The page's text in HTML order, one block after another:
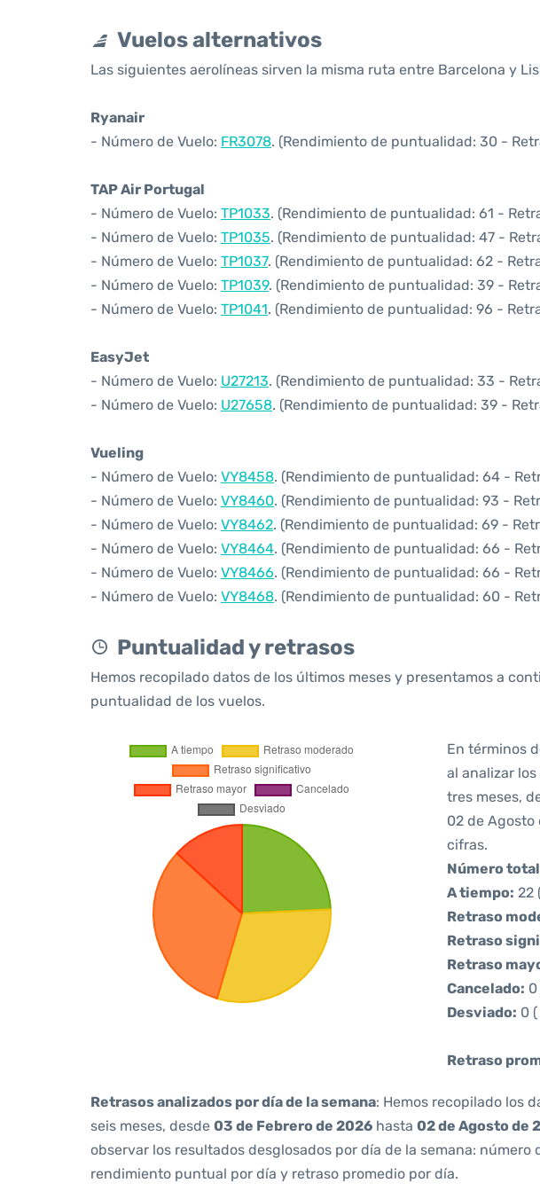
Vuelos alternativos
Las siguientes aerolíneas sirven la misma ruta entre Barcelona y
Ryanair
- Número de Vuelo: FR3078. (Rendimiento de puntualidad: 30 -
TAP Air Portugal
- Número de Vuelo: TP1033. (Rendimiento de puntualidad: 61 -
- Número de Vuelo: TP1035. (Rendimiento de puntualidad: 47 -
- Número de Vuelo: TP1037. (Rendimiento de puntualidad: 62 -
- Número de Vuelo: TP1039. (Rendimiento de puntualidad: 39 -
- Número de Vuelo: TP1041. (Rendimiento de puntualidad: 96 -
EasyJet
- Número de Vuelo: U27213. (Rendimiento de puntualidad: 33 -
- Número de Vuelo: U27658. (Rendimiento de puntualidad: 39 -
Vueling
- Número de Vuelo: VY8458. (Rendimiento de puntualidad: 64 -
- Número de Vuelo: VY8460. (Rendimiento de puntualidad: 93 -
- Número de Vuelo: VY8462. (Rendimiento de puntualidad: 69 -
- Número de Vuelo: VY8464. (Rendimiento de puntualidad: 66 -
- Número de Vuelo: VY8466. (Rendimiento de puntualidad: 66 -
- Número de Vuelo: VY8468. (Rendimiento de puntualidad: 60 -
Puntualidad y retrasos
Hemos recopilado datos de los últimos meses y presentamos a
puntualidad de los vuelos.
En términos
al analizar
tres meses,
02 de Agosto
cifras.
Número
A tiempo: 22
Retraso
Retraso
Retraso
Cancelado: 0
Desviado: 0 (
Retraso
Retrasos analizados por día de la semana: Hemos recopilado los
seis meses, desde 03 de Febrero de 2026 hasta 02 de Agosto de
observar los resultados desglosados por día de la semana: número
rendimiento puntual por día y retraso promedio por día.